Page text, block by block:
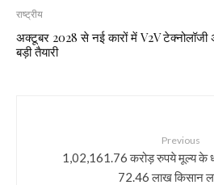
राष्ट्रीय
अक्टूबर 2028 से नई कारों में V2V टेक्नोलॉजी
बड़ी तैयारी
Previous
1,02,161.76 करोड़ रुपये मूल्य के
72.46 लाख किसान